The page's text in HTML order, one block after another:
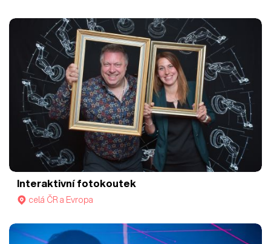
Interaktivní fotokoutek
celá ČR a Evropa